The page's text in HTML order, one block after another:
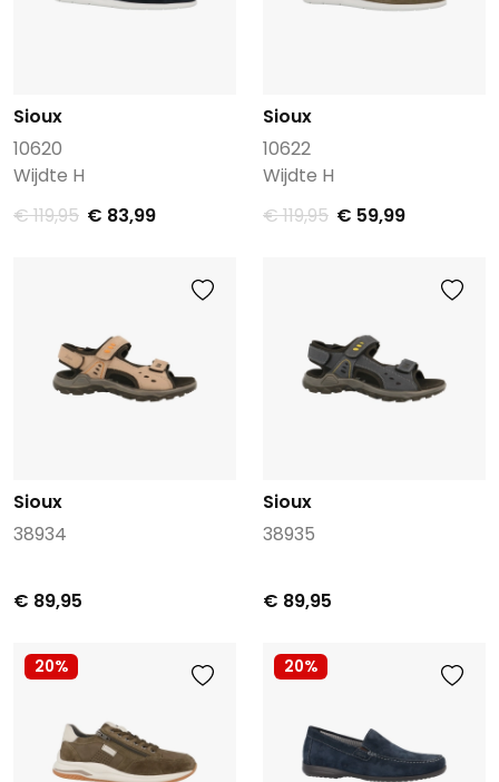
Sioux
10620
Wijdte H
€ 119,95 € 83,99
Sioux
10622
Wijdte H
€ 119,95 € 59,99
Sioux
38934
€ 89,95
Sioux
38935
€ 89,95
20% 20%